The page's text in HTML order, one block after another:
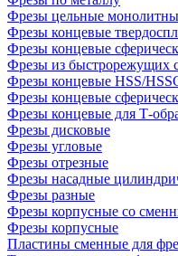
Фрезы цельные
Фрезы концевые
Фрезы концевые
Фрезы из быстрорежущих
Фрезы концевые HSS/
Фрезы концевые
Фрезы концевые для Т-
Фрезы дисковые
Фрезы угловые
Фрезы отрезные
Фрезы насадные
Фрезы разные
Фрезы корпусные со
Фрезы корпусные
Пластины сменные для